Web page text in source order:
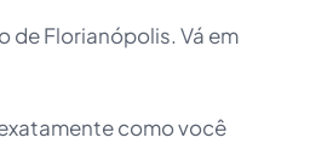
de Florianópolis. Vá em
como você